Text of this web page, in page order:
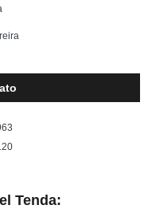
Tenda: